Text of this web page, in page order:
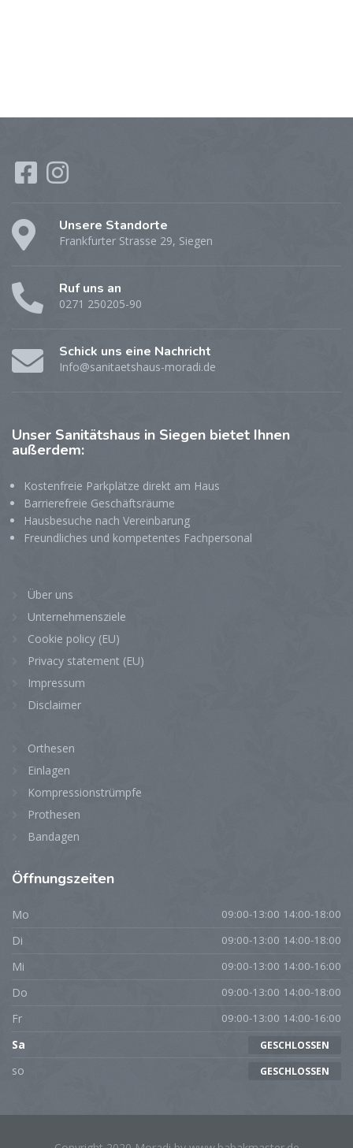
Unsere Standorte
Frankfurter Strasse 29, Siegen
Ruf uns an
0271 250205-90
Schick uns eine Nachricht
Info@sanitaetshaus-moradi.de
Unser Sanitätshaus in Siegen bietet Ihnen
außerdem:
Kostenfreie Parkplätze direkt am Haus
Barrierefreie Geschäftsräume
Hausbesuche nach Vereinbarung
Freundliches und kompetentes Fachpersonal
Über uns
Unternehmensziele
Cookie policy (EU)
Privacy statement (EU)
Impressum
Disclaimer
Orthesen
Einlagen
Kompressionstrümpfe
Prothesen
Bandagen
Öffnungszeiten
Mo 09:00-13:00 14:00-18:00
Di 09:00-13:00 14:00-18:00
Mi 09:00-13:00 14:00-16:00
Do 09:00-13:00 14:00-18:00
Fr 09:00-13:00 14:00-16:00
Sa GESCHLOSSEN
so GESCHLOSSEN